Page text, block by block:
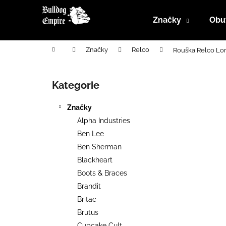
Značky
Domů Značky Relco Rouška Relco
Přeskočit
kategorie
Kategorie
Značky
Alpha Industries
Ben Lee
Ben Sherman
Blackheart
Boots & Braces
Brandit
Britac
Brutus
í
Zpět
do
Zpět
do